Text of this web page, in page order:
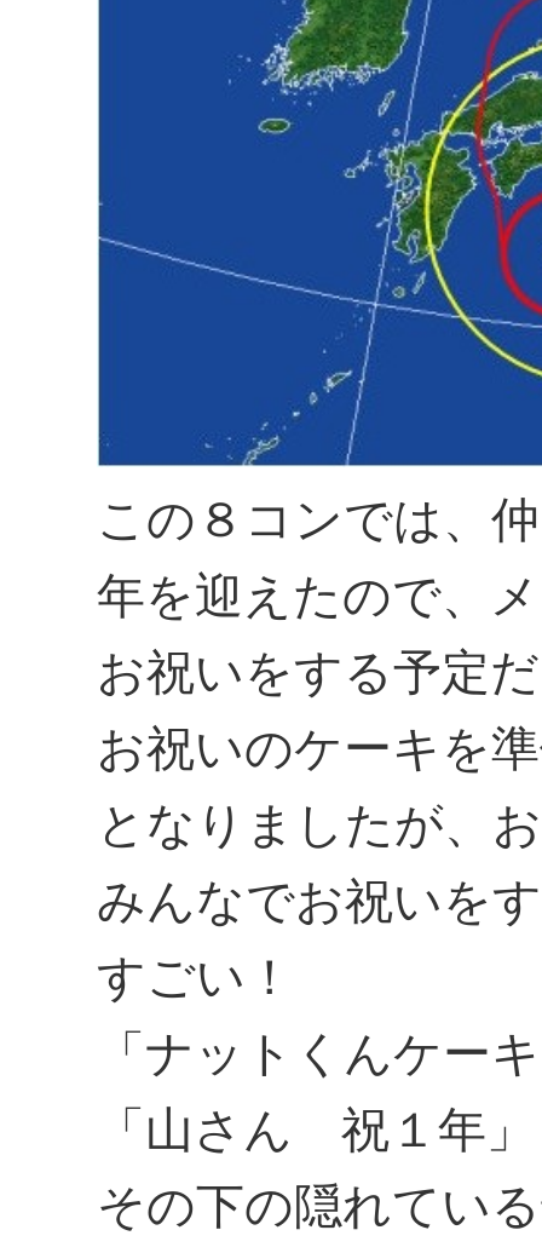
この８コンでは、
年を迎えたので、
お祝いをする予定
お祝いのケーキを
となりましたが、
みんなでお祝いを
すごい！
「ナットくんケー
「山さん 祝１年
その下の隠れてい